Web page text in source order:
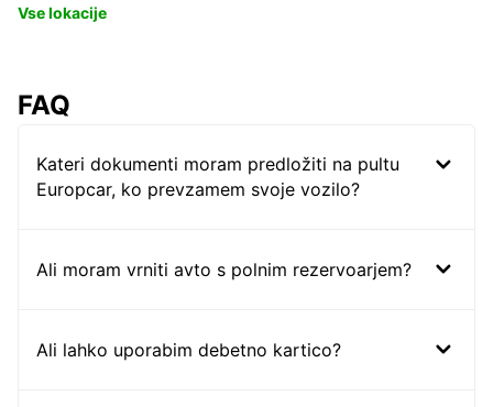
Vse lokacije
FAQ
Kateri dokumenti moram predložiti na pultu
Europcar, ko prevzamem svoje vozilo?
Ali moram vrniti avto s polnim rezervoarjem?
Ali lahko uporabim debetno kartico?